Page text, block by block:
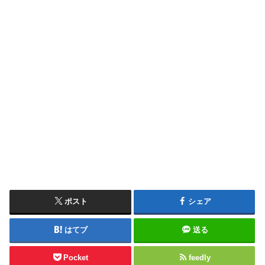
ポスト シェア
はてブ 送る
Pocket feedly